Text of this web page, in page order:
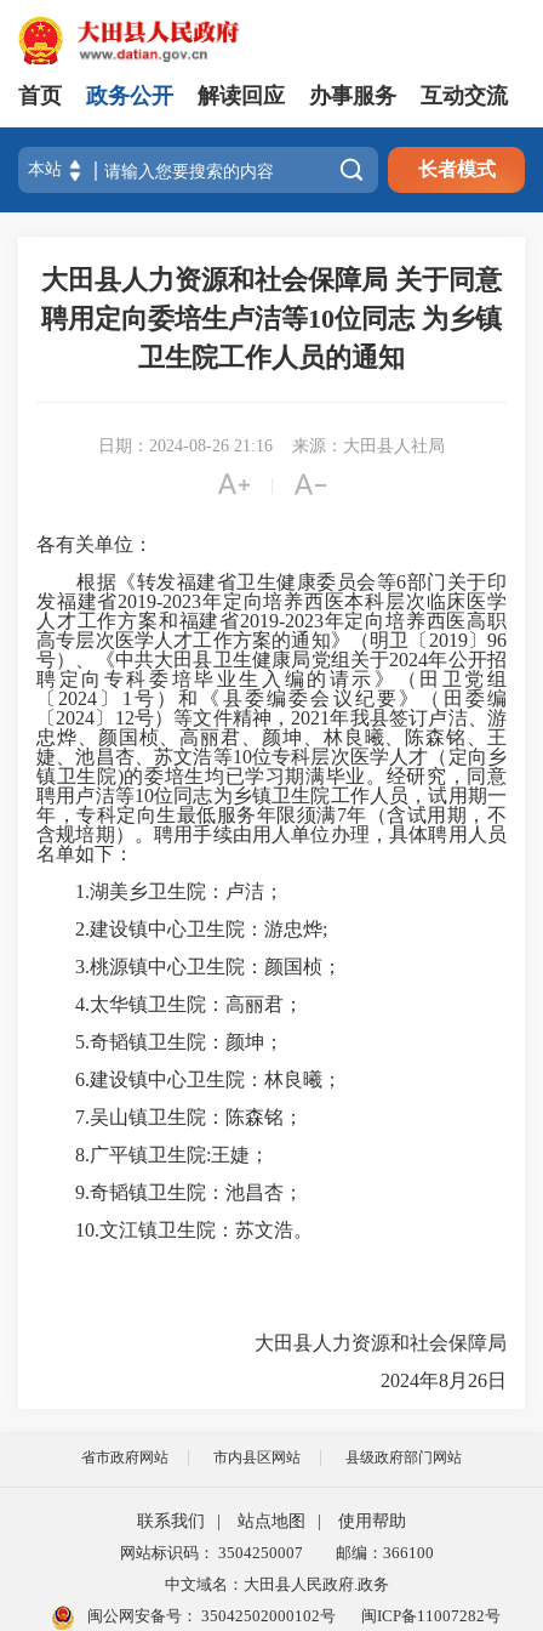
首页 政务公开 解读回应 办事服务 互动交流
 长者模式
大田县人力资源和社会保障局 关于同意
聘用定向委培生卢洁等10位同志 为乡镇
卫生院工作人员的通知
日期：2024-08-26 21:16 来源：大田县人社局
 
各有关单位：
根据《转发福建省卫生健康委员会等6部门关于印
发福建省2019-2023年定向培养西医本科层次临床医学
人才工作方案和福建省2019-2023年定向培养西医高职
高专层次医学人才工作方案的通知》（明卫〔2019〕96
号）、《中共大田县卫生健康局党组关于2024年公开招
聘定向专科委培毕业生入编的请示》（田卫党组
〔2024〕1号）和《县委编委会议纪要》（田委编
〔2024〕12号）等文件精神，2021年我县签订卢洁、游
忠烨、颜国桢、高丽君、颜坤、林良曦、陈森铭、王
婕、池昌杏、苏文浩等10位专科层次医学人才（定向乡
镇卫生院)的委培生均已学习期满毕业。经研究，同意
聘用卢洁等10位同志为乡镇卫生院工作人员，试用期一
年，专科定向生最低服务年限须满7年（含试用期，不
含规培期）。聘用手续由用人单位办理，具体聘用人员
名单如下：
1.湖美乡卫生院：卢洁；
2.建设镇中心卫生院：游忠烨;
3.桃源镇中心卫生院：颜国桢；
4.太华镇卫生院：高丽君；
5.奇韬镇卫生院：颜坤；
6.建设镇中心卫生院：林良曦；
7.吴山镇卫生院：陈森铭；
8.广平镇卫生院:王婕；
9.奇韬镇卫生院：池昌杏；
10.文江镇卫生院：苏文浩。
大田县人力资源和社会保障局
2024年8月26日
省市政府网站 市内县区网站 县级政府部门网站
联系我们 站点地图
使用帮助
网站标识码： 3504250007
邮编：366100
中文域名：大田县人民政府.政务
闽公网安备号： 35042502000102号 闽ICP备11007282号